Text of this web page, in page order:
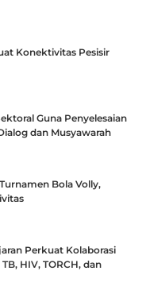
Konektivitas Pesisir
Guna Penyelesaian
dan Musyawarah
Bola Volly,
Perkuat Kolaborasi
HIV, TORCH, dan